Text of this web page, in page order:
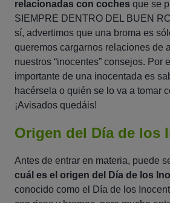
relacionadas con coches que se
SIEMPRE DENTRO DEL BUEN
sí, advertimos que una broma es
queremos cargarnos relaciones de
nuestros “inocentes” consejos. Por
importante de una inocentada es
hacérsela o quién se lo va a tomar
¡Avisados quedáis!
Origen del Día de los
Antes de entrar en materia, puede
cuál es el origen del Día de los
conocido como el Día de los